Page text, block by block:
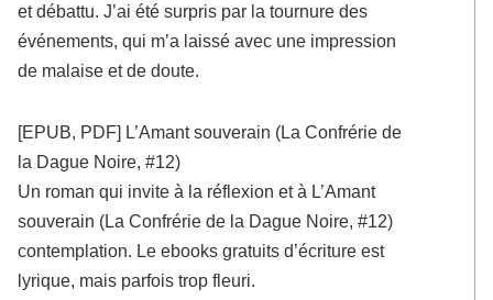
et débattu. J’ai été surpris par la tournure des
événements, qui m’a laissé avec une impression
de malaise et de doute.
[EPUB, PDF] L’Amant souverain (La Confrérie de
la Dague Noire, #12)
Un roman qui invite à la réflexion et à L’Amant
souverain (La Confrérie de la Dague Noire, #12)
contemplation. Le ebooks gratuits d’écriture est
lyrique, mais parfois trop fleuri.